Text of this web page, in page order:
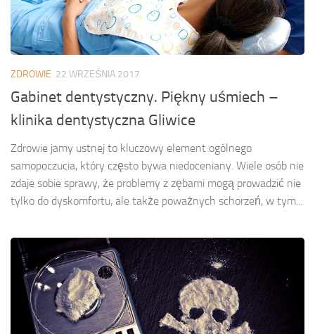
ZDROWIE 22 WRZEŚNIA 2017
Gabinet dentystyczny. Piękny uśmiech –
klinika dentystyczna Gliwice
Zdrowie jamy ustnej to kluczowy element ogólnego
samopoczucia, który często bywa niedoceniany. Wiele osób nie
zdaje sobie sprawy, że problemy z zębami mogą prowadzić nie
tylko do dyskomfortu, ale także poważnych schorzeń, w tym...